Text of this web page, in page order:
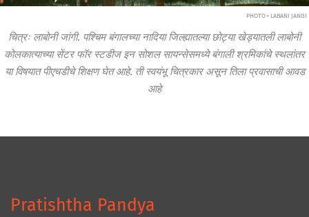
PHOTO • LABANI JANGI
चित्रः लाबोनी जांगी. पश्चिम बंगालच्या नादिया जिल्ह्यातल्या छोट्या खेड्यातली लाबोनी
कोलकात्याच्या सेंटर फॉर स्टडीज इन सोशल सायन्सेसमध्ये बंगाली श्रमिकांचे स्थलांतर
या विषयात पीएचडीचे शिक्षण घेत आहे. ती स्वयंभू चित्रकार असून तिला प्रवासाची आवड
आहे
Pratishtha Pandya